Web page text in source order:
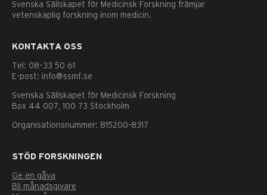
Svenska Sällskapet för Medicinsk Forskning främjar
vetenskaplig forskning inom medicin.
KONTAKTA OSS
Tel: 08–33 50 61
E-post: info@ssmf.se
Svenska Sällskapet för Medicinsk Forskning
Box 44 007, 100 73 Stockholm
Organisationsnummer: 815200-8317
STÖD FORSKNINGEN
Ge en gåva
Bli månadsgivare
Nödvändiga